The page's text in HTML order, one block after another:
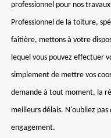
professionnel pour nos
Professionnel de la toiture,
faîtière, mettons à votre
lequel vous pouvez effectuer
simplement de mettre vos
demande à tout moment, la
meilleurs délais. N'oubliez pas
engagement.